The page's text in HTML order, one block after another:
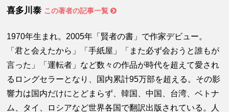
喜多川泰 この著者の記事一覧
1970年生まれ。2005年「賢者の書」で作家デビュー。
「君と会えたから」「手紙屋」「また必ず会おうと誰もが
言った」「運転者」など数々の作品が時代を超えて愛され
るロングセラーとなり、国内累計95万部を超える。その影
響力は国内だけにとどまらず、韓国、中国、台湾、ベトナ
ム、タイ、ロシアなど世界各国で翻訳出版されている。人